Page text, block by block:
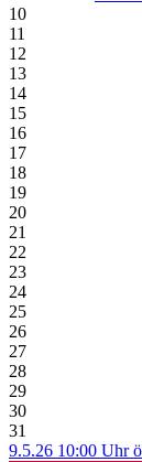
10
11
12
13
14
15
16
17
18
19
20
21
22
23
24
25
26
27
28
29
30
31
9.5.26 10:00 Uhr